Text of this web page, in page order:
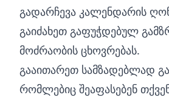
გადარჩევა კალენდარის
გაიძახეთ გაფუჭდებულ
მოძრაობის ცხოვრებას.
გააითარეთ სამზადებლად
რომლებიც შეაფასებენ